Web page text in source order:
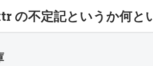
の不定記というか何と